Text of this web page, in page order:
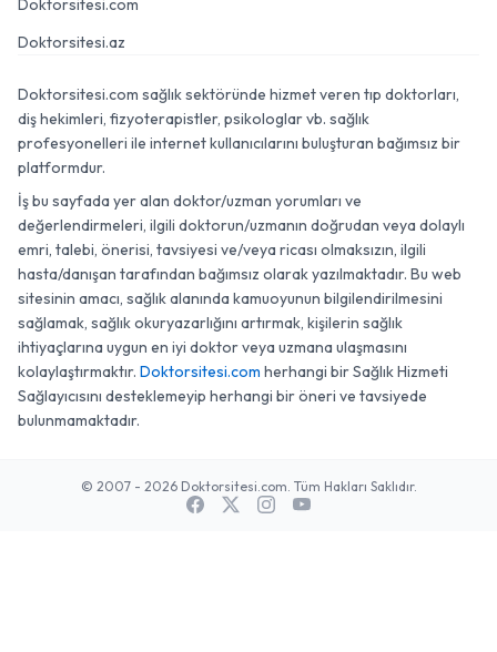
Doktorsitesi.com
Doktorsitesi.az
Doktorsitesi.com sağlık sektöründe hizmet veren tıp doktorları,
diş hekimleri, fizyoterapistler, psikologlar vb. sağlık
profesyonelleri ile internet kullanıcılarını buluşturan bağımsız bir
platformdur.
İş bu sayfada yer alan doktor/uzman yorumları ve
değerlendirmeleri, ilgili doktorun/uzmanın doğrudan veya dolaylı
emri, talebi, önerisi, tavsiyesi ve/veya ricası olmaksızın, ilgili
hasta/danışan tarafından bağımsız olarak yazılmaktadır. Bu web
sitesinin amacı, sağlık alanında kamuoyunun bilgilendirilmesini
sağlamak, sağlık okuryazarlığını artırmak, kişilerin sağlık
ihtiyaçlarına uygun en iyi doktor veya uzmana ulaşmasını
kolaylaştırmaktır. Doktorsitesi.com herhangi bir Sağlık Hizmeti
Sağlayıcısını desteklemeyip herhangi bir öneri ve tavsiyede
bulunmamaktadır.
© 2007 - 2026 Doktorsitesi.com. Tüm Hakları Saklıdır.